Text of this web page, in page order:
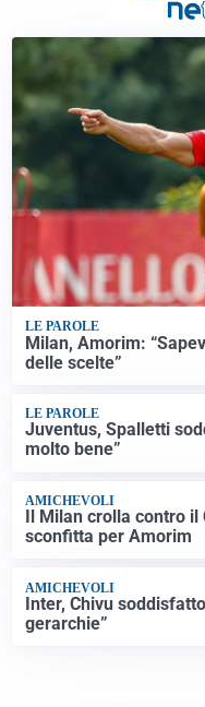
LE PAROLE
Milan, Amorim:
delle scelte”
LE PAROLE
Juventus, Spalletti
molto bene”
AMICHEVOLI
Il Milan crolla contro
sconfitta per Amorim
AMICHEVOLI
Inter, Chivu
gerarchie”